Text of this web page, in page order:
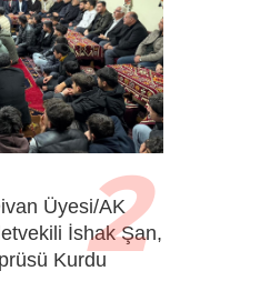
Üyesi/AK
İshak Şan,
Kurdu